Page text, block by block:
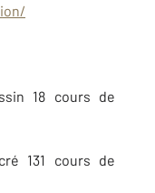
18 cours de
131 cours de